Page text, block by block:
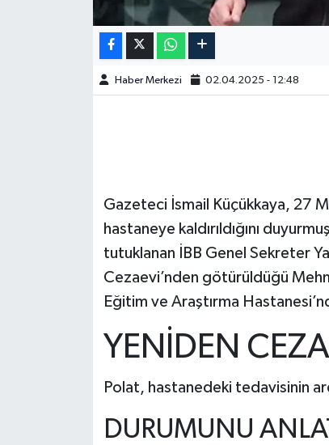
Haber Merkezi 02.04.2025 - 12:48
Gazeteci İsmail Küçükkaya, 27
hastaneye kaldırıldığını
tutuklanan İBB Genel Sekreter
Cezaevi’nden götürüldüğü
Eğitim ve Araştırma
YENİDEN
Polat, hastanedeki tedavisinin
DURUMUNU